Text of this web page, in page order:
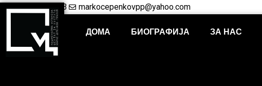
+38948421703 markocepenkovpp@yahoo.com
ДОМА БИОГРАФИЈА ЗА НАС